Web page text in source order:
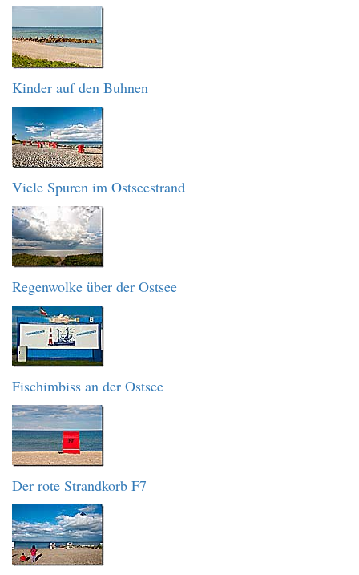
Kinder auf den Buhnen
Viele Spuren im Ostseestrand
Regenwolke über der Ostsee
Fischimbiss an der Ostsee
Der rote Strandkorb F7